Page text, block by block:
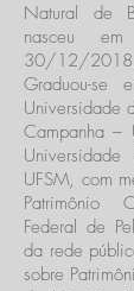
Natural de
nasceu
30/12/
Graduou-se
Universidade
Campanha –
UFSM, com
Patrimônio
Federal de
da rede
sobre